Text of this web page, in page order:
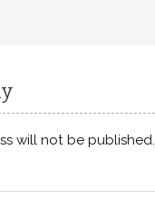
will not be published.